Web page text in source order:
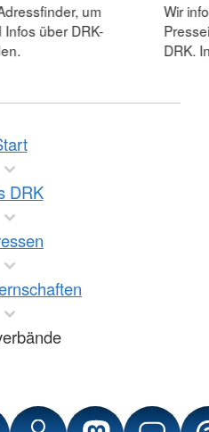
um
über DRK-
Wir
DRK.
DRK